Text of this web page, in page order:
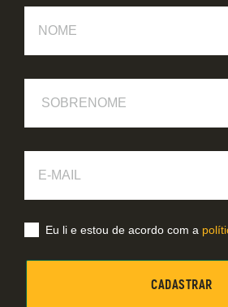
Mail
Eu li e estou de acordo com a